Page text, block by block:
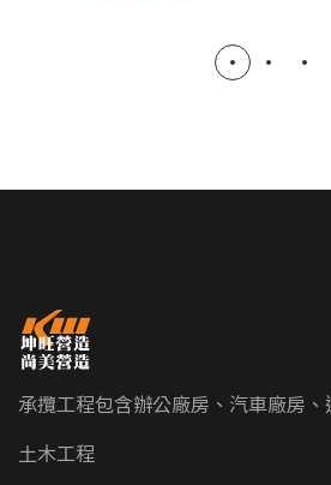
承攬工程包含辦公廠房、汽車廠房、
土木工程